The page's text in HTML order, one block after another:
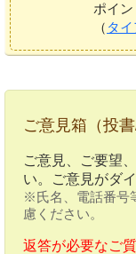
ポイ
（ タ
ご意見箱（投書
ご意見、ご要望
い。ご意見がダ
※氏名、電話番号
慮ください。
返答が必要なご